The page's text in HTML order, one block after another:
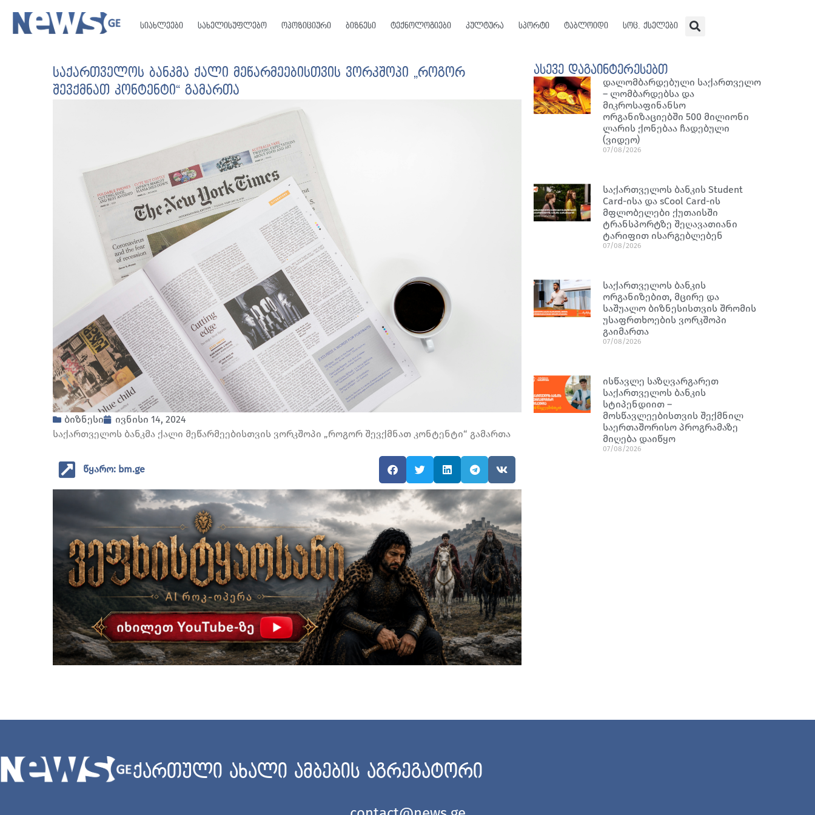
სიახლეები სახელისუფლებო ოპოზიციური ბიზნესი ტექნოლოგიები კულტურა სპორტი ტაბლოიდი სოც. ქსელები
საქართველოს ბანკმა ქალი მეწარმეებისთვის ვორკშოპი „როგორ
შევქმნათ კონტენტი“ გამართა
ბიზნესი
ივნისი 14, 2024
საქართველოს ბანკმა ქალი მეწარმეებისთვის ვორკშოპი „როგორ შევქმნათ კონტენტი“ გამართა
წყარო: bm.ge
ასევე დაგაინტერესებთ
დალომბარდებული საქართველო
– ლომბარდებსა და
მიკროსაფინანსო
ორგანიზაციებში 500 მილიონი
ლარის ქონებაა ჩადებული
(ვიდეო)
07/08/2026
საქართველოს ბანკის Student
Card-ისა და sCool Card-ის
მფლობელები ქუთაისში
ტრანსპორტზე შეღავათიანი
ტარიფით ისარგებლებენ
07/08/2026
საქართველოს ბანკის
ორგანიზებით, მცირე და
საშუალო ბიზნესისთვის შრომის
უსაფრთხოების ვორკშოპი
გაიმართა
07/08/2026
ისწავლე საზღვარგარეთ
საქართველოს ბანკის
სტიპენდიით –
მოსწავლეებისთვის შექმნილ
საერთაშორისო პროგრამაზე
მიღება დაიწყო
07/08/2026
ქართული ახალი ამბების აგრეგატორი